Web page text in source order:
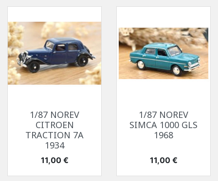
1/87 NOREV
CITROEN
TRACTION 7A
1934
Prix
11,00 €
1/87 NOREV
SIMCA 1000 GLS
1968
Prix
11,00 €